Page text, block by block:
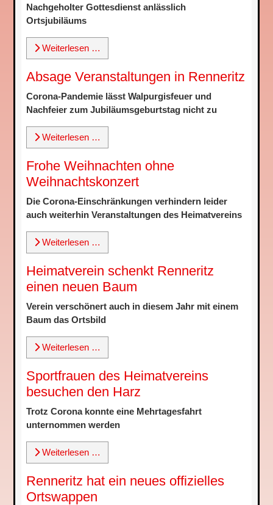
Nachgeholter Gottesdienst anlässlich
Ortsjubiläums
Weiterlesen …
Absage Veranstaltungen in Renneritz
Corona-Pandemie lässt Walpurgisfeuer und
Nachfeier zum Jubiläumsgeburtstag nicht zu
Weiterlesen …
Frohe Weihnachten ohne
Weihnachtskonzert
Die Corona-Einschränkungen verhindern leider
auch weiterhin Veranstaltungen des Heimatvereins
Weiterlesen …
Heimatverein schenkt Renneritz
einen neuen Baum
Verein verschönert auch in diesem Jahr mit einem
Baum das Ortsbild
Weiterlesen …
Sportfrauen des Heimatvereins
besuchen den Harz
Trotz Corona konnte eine Mehrtagesfahrt
unternommen werden
Weiterlesen …
Renneritz hat ein neues offizielles
Ortswappen